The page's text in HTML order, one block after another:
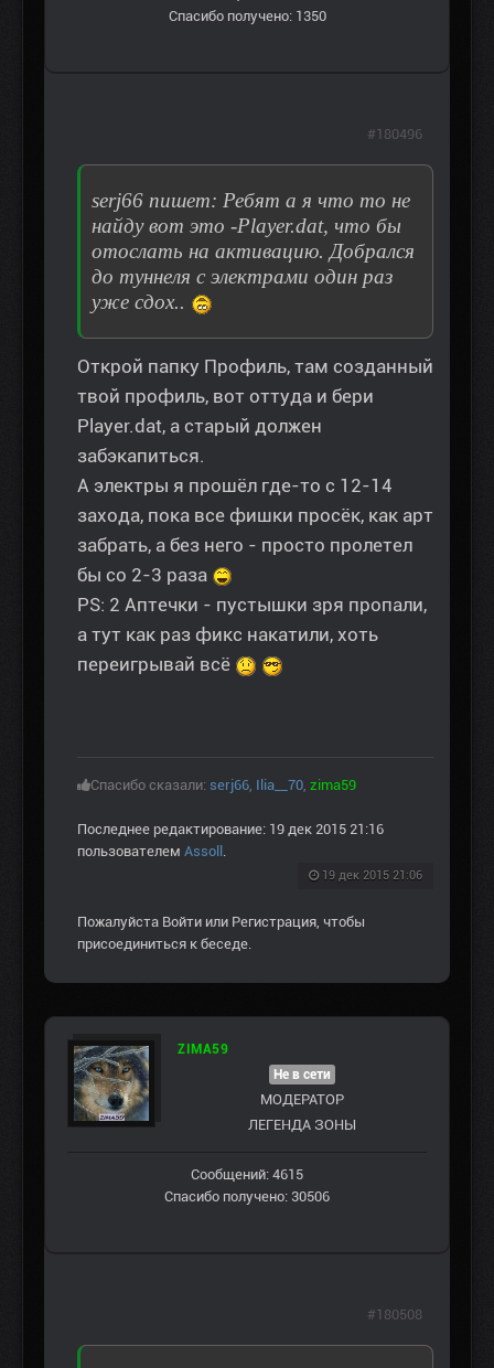
Спасибо получено: 1350
serj66 пишет: Ребят а я что то не
найду вот это -Player.dat, что бы
отослать на активацию. Добрался
до туннеля с электрами один раз
уже сдох..
Открой папку Профиль, там созданный
твой профиль, вот оттуда и бери
Player.dat, а старый должен
забэкапиться.
А электры я прошёл где-то с 12-14
захода, пока все фишки просёк, как арт
забрать, а без него - просто пролетел
бы со 2-3 раза
PS: 2 Аптечки - пустышки зря пропали,
а тут как раз фикс накатили, хоть
переигрывай всё
Спасибо сказали: serj66, Ilia__70, zima59
Последнее редактирование: 19 дек 2015 21:16
пользователем Assoll .
19 дек 2015 21:06
#180496
Пожалуйста Войти или Регистрация, чтобы
присоединиться к беседе.
ZIMA59
Не в сети
МОДЕРАТОР
ЛЕГЕНДА ЗОНЫ
Сообщений: 4615
Спасибо получено: 30506
#180508